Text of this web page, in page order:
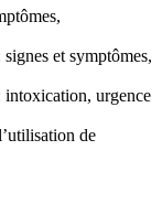
et symptômes,
intoxication, urgence
de